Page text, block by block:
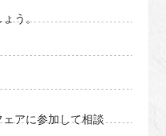
う。
アに参加して相談